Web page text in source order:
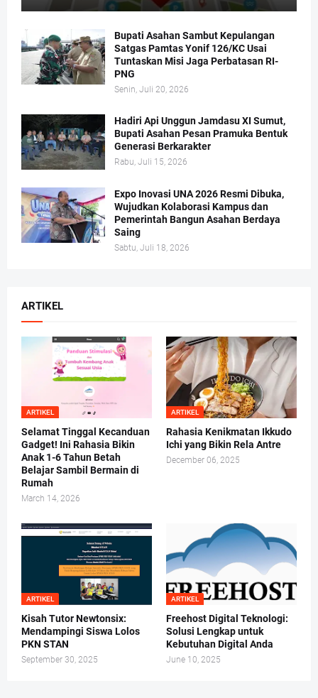
Bupati Asahan Sambut Kepulangan
Satgas Pamtas Yonif 126/KC Usai
Tuntaskan Misi Jaga Perbatasan RI-
PNG
Senin, Juli 20, 2026
Hadiri Api Unggun Jamdasu XI Sumut,
Bupati Asahan Pesan Pramuka Bentuk
Generasi Berkarakter
Rabu, Juli 15, 2026
Expo Inovasi UNA 2026 Resmi Dibuka,
Wujudkan Kolaborasi Kampus dan
Pemerintah Bangun Asahan Berdaya
Saing
Sabtu, Juli 18, 2026
ARTIKEL
ARTIKEL
Selamat Tinggal Kecanduan
Gadget! Ini Rahasia Bikin
Anak 1-6 Tahun Betah
Belajar Sambil Bermain di
Rumah
March 14, 2026
ARTIKEL
Rahasia Kenikmatan Ikkudo
Ichi yang Bikin Rela Antre
December 06, 2025
ARTIKEL
Kisah Tutor Newtonsix:
Mendampingi Siswa Lolos
PKN STAN
September 30, 2025
ARTIKEL
Freehost Digital Teknologi:
Solusi Lengkap untuk
Kebutuhan Digital Anda
June 10, 2025